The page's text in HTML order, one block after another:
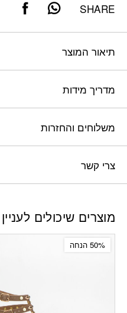
SHARE
תיאור המוצר
מדריך מידות
משלוחים והחזרות
צרי קשר
מוצרים שיכולים
50% הנחה